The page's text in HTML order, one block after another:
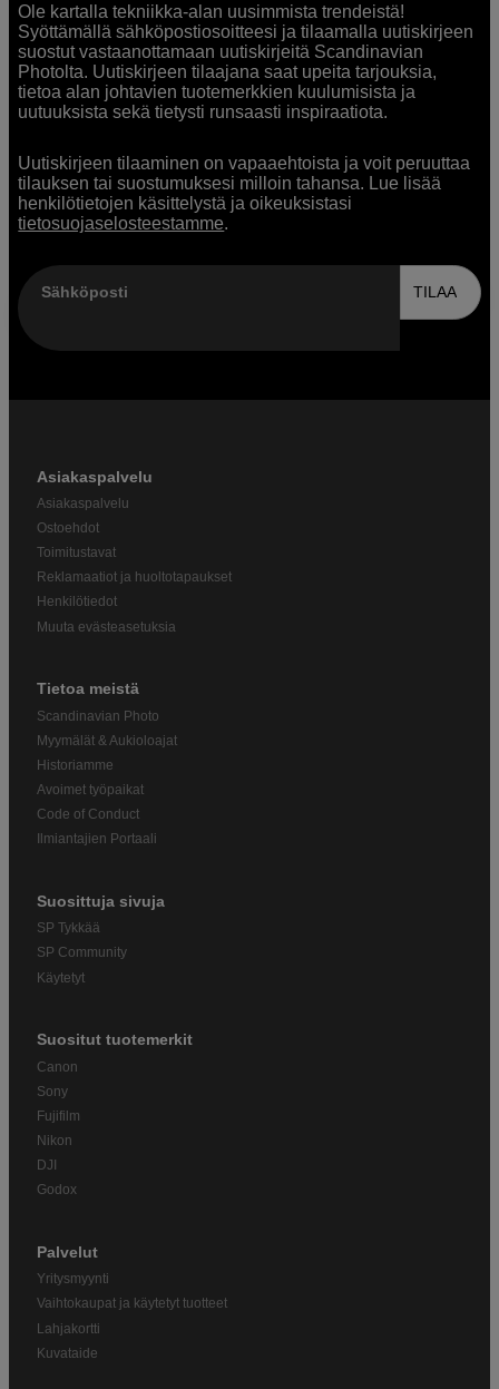
Ole kartalla tekniikka-alan uusimmista trendeistä!
Syöttämällä sähköpostiosoitteesi ja tilaamalla uutiskirjeen
suostut vastaanottamaan uutiskirjeitä Scandinavian
Photolta. Uutiskirjeen tilaajana saat upeita tarjouksia,
tietoa alan johtavien tuotemerkkien kuulumisista ja
uutuuksista sekä tietysti runsaasti inspiraatiota.
Uutiskirjeen tilaaminen on vapaaehtoista ja voit peruuttaa
tilauksen tai suostumuksesi milloin tahansa. Lue lisää
henkilötietojen käsittelystä ja oikeuksistasi
tietosuojaselosteestamme.
Sähköposti TILAA
Asiakaspalvelu
Asiakaspalvelu
Ostoehdot
Toimitustavat
Reklamaatiot ja huoltotapaukset
Henkilötiedot
Muuta evästeasetuksia
Tietoa meistä
Scandinavian Photo
Myymälät & Aukioloajat
Historiamme
Avoimet työpaikat
Code of Conduct
Ilmiantajien Portaali
Suosittuja sivuja
SP Tykkää
SP Community
Käytetyt
Suositut tuotemerkit
Canon
Sony
Fujifilm
Nikon
DJI
Godox
Palvelut
Yritysmyynti
Vaihtokaupat ja käytetyt tuotteet
Lahjakortti
Kuvataide